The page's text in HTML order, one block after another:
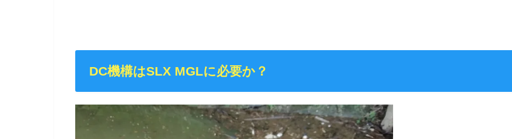
DC機構はSLX MGLに必要か？